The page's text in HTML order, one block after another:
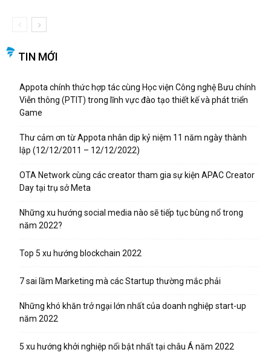
TIN MỚI
Appota chính thức hợp tác cùng Học viện Công nghệ Bưu chính
Viễn thông (PTIT) trong lĩnh vực đào tạo thiết kế và phát triển
Game
Thư cảm ơn từ Appota nhân dịp kỷ niệm 11 năm ngày thành
lập (12/12/2011 – 12/12/2022)
OTA Network cùng các creator tham gia sự kiện APAC Creator
Day tại trụ sở Meta
Những xu hướng social media nào sẽ tiếp tục bùng nổ trong
năm 2022?
Top 5 xu hướng blockchain 2022
7 sai lầm Marketing mà các Startup thường mắc phải
Những khó khăn trở ngại lớn nhất của doanh nghiệp start-up
năm 2022
5 xu hướng khởi nghiệp nổi bật nhất tại châu Á năm 2022